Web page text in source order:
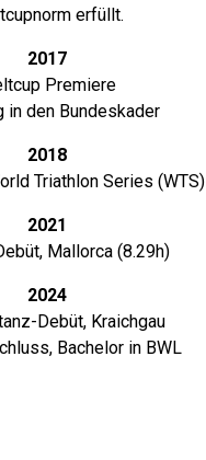
erfüllt.
2017
Premiere
in den Bundeskader
2018
Triathlon Series (WTS)
2021
Mallorca (8.29h)
2024
Debüt, Kraichgau
Bachelor in BWL